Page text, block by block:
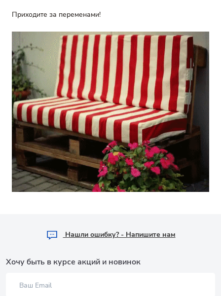
Приходите за переменами!
Hашли ошибку? - Напишите нам
Хочу быть в курсе акций и новинок